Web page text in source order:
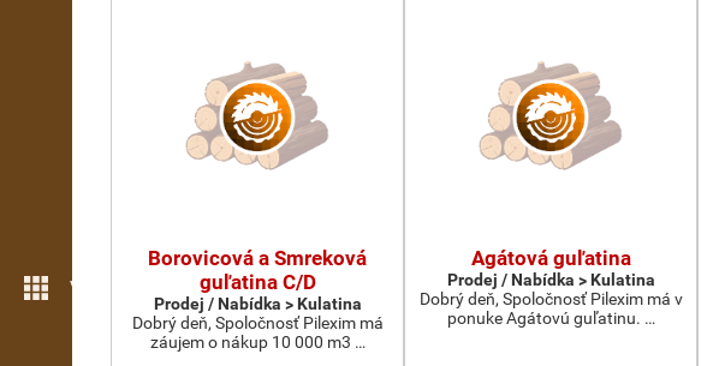
Více možností
Borovicová a Smreková
guľatina C/D
Prodej / Nabídka > Kulatina
Dobrý deň, Spoločnosť Pilexim má
záujem o nákup 10 000 m3 …
Agátová guľatina
Prodej / Nabídka > Kulatina
Dobrý deň, Spoločnosť Pilexim má v
ponuke Agátovú guľatinu. …